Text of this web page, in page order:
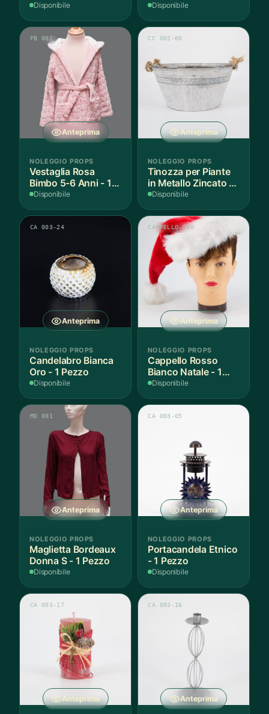
Disponibile Disponibile
Anteprima
FB 002
NOLEGGIO PROPS
Vestaglia Rosa
Bimbo 5-6 Anni - 1
Pezzo
Disponibile
Anteprima
CC 002-00
NOLEGGIO PROPS
Tinozza per Piante
in Metallo Zincato -
1 Pezzo
Disponibile
Anteprima
CA 003-24
NOLEGGIO PROPS
Candelabro Bianca
Oro - 1 Pezzo
Disponibile
Anteprima
CAPPELLO 030
NOLEGGIO PROPS
Cappello Rosso
Bianco Natale - 1
Pezzo
Disponibile
Anteprima
MD 001
NOLEGGIO PROPS
Maglietta Bordeaux
Donna S - 1 Pezzo
Disponibile
Anteprima
CA 003-05
NOLEGGIO PROPS
Portacandela Etnico
- 1 Pezzo
Disponibile
Anteprima
CA 003-17
Anteprima
CA 003-16